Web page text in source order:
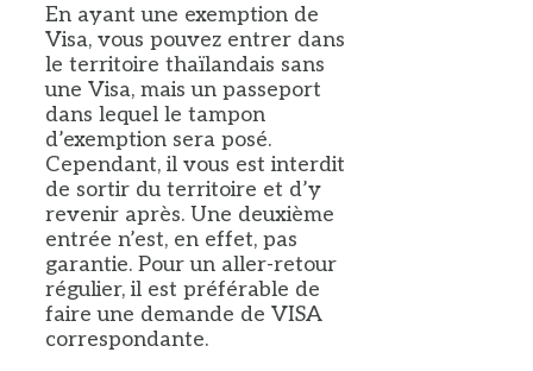
En ayant une exemption de
Visa, vous pouvez entrer dans
le territoire thaïlandais sans
une Visa, mais un passeport
dans lequel le tampon
d’exemption sera posé.
Cependant, il vous est interdit
de sortir du territoire et d’y
revenir après. Une deuxième
entrée n’est, en effet, pas
garantie. Pour un aller-retour
régulier, il est préférable de
faire une demande de VISA
correspondante.